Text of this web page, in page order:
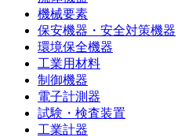
機械要素
保安機器・安全対策機器
環境保全機器
工業用材料
制御機器
電子計測器
試験・検査装置
工業計器